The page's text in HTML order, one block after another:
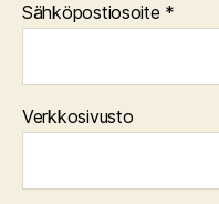
Sähköpostiosoite *
Verkkosivusto